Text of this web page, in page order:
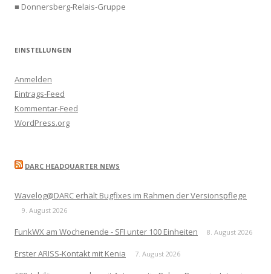
■ Donnersberg-Relais-Gruppe
EINSTELLUNGEN
Anmelden
Eintrags-Feed
Kommentar-Feed
WordPress.org
DARC HEADQUARTER NEWS
Wavelog@DARC erhält Bugfixes im Rahmen der Versionspflege
9. August 2026
FunkWX am Wochenende - SFI unter 100 Einheiten 8. August 2026
Erster ARISS-Kontakt mit Kenia 7. August 2026